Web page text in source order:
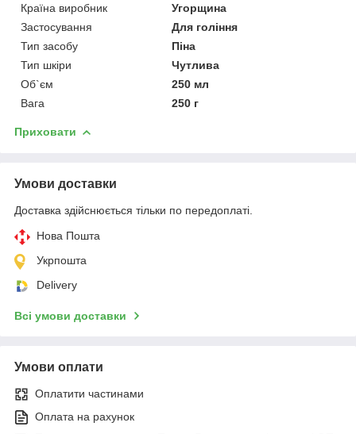
Країна виробник
Угорщина
Застосування
Для гоління
Тип засобу
Піна
Тип шкіри
Чутлива
Об`єм
250 мл
Вага
250 г
Приховати
Умови доставки
Доставка здійснюється тільки по передоплаті.
Нова Пошта
Укрпошта
Delivery
Всі умови доставки
Умови оплати
Оплатити частинами
Оплата на рахунок